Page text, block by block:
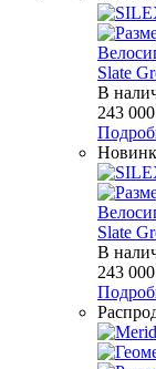
Slate
В
243 000
Slate
В
243 000